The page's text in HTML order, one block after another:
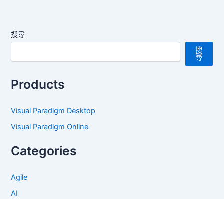
搜尋
搜
尋
Products
Visual Paradigm Desktop
Visual Paradigm Online
Categories
Agile
AI